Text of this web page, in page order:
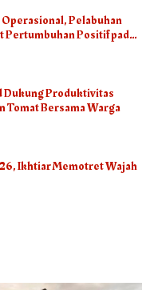
Pelabuhan
Pertumbuhan Positif pada
Dukung Produktivitas
Tomat Bersama Warga
Ikhtiar Memotret Wajah